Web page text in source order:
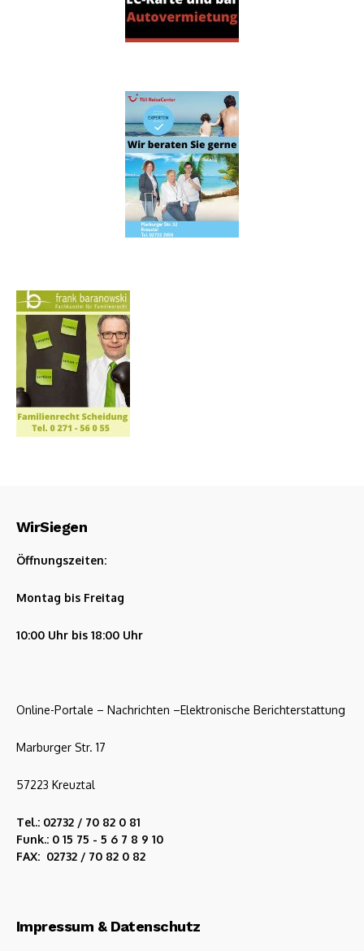
WirSiegen
Öffnungszeiten:
Montag bis Freitag
10:00 Uhr bis 18:00 Uhr
Online-Portale – Nachrichten –Elektronische Berichterstattung
Marburger Str. 17
57223 Kreuztal
Tel.: 02732 / 70 82 0 81
Funk.: 0 15 75 - 5 6 7 8 9 10
FAX: 02732 / 70 82 0 82
Impressum & Datenschutz